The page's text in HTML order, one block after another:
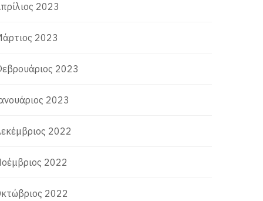
2023
2023
2023
2023
2022
2022
2022